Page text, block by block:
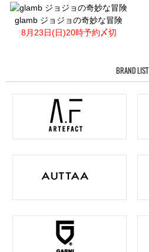
glamb ジョジョの奇妙な冒険
8月23日(日)20時予約〆切
BRAND LIST